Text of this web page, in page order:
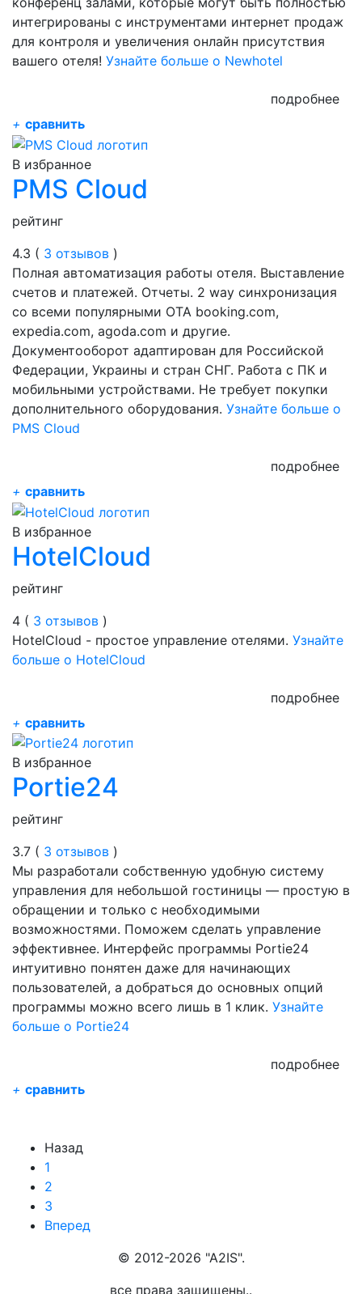
интегрированы с инструментами интернет продаж
для контроля и увеличения онлайн присутствия
вашего отеля! Узнайте больше о Newhotel
подробнее
+ сравнить
В избранное
PMS Cloud
рейтинг
4.3 ( 3 отзывов )
Полная автоматизация работы отеля. Выставление
счетов и платежей. Отчеты. 2 way синхронизация
со всеми популярными OTA booking.com,
expedia.com, agoda.com и другие.
Документооборот адаптирован для Российской
Федерации, Украины и стран СНГ. Работа с ПК и
мобильными устройствами. Не требует покупки
дополнительного оборудования. Узнайте больше о
PMS Cloud
подробнее
+ сравнить
В избранное
HotelCloud
рейтинг
4 ( 3 отзывов )
HotelCloud - простое управление отелями. Узнайте
больше о HotelCloud
подробнее
+ сравнить
В избранное
Portie24
рейтинг
3.7 ( 3 отзывов )
Мы разработали собственную удобную систему
управления для небольшой гостиницы — простую в
обращении и только с необходимыми
возможностями. Поможем сделать управление
эффективнее. Интерфейс программы Portie24
интуитивно понятен даже для начинающих
пользователей, а добраться до основных опций
программы можно всего лишь в 1 клик. Узнайте
больше о Portie24
подробнее
+ сравнить
Назад
1
2
3
Вперед
© 2012-2026 "A2IS".
все права защищены..